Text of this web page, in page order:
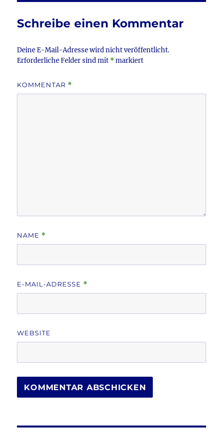
o
o
k
Schreibe einen Kommentar
Deine E-Mail-Adresse wird nicht veröffentlicht.
Erforderliche Felder sind mit *markiert
KOMMENTAR *
NAME *
E-MAIL-ADRESSE *
WEBSITE